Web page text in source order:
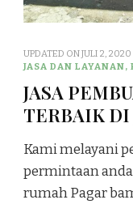
UPDATED ONJULI 2, 2020
JASA DAN LAYANAN,
JASA
TERBAIK DI
Kami melayani
permintaan
rumah Pagar